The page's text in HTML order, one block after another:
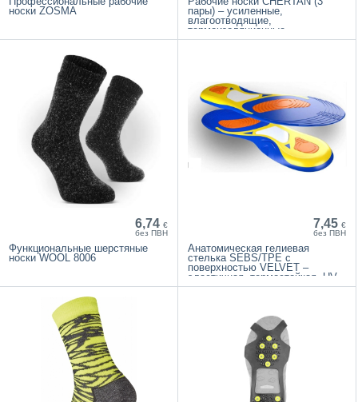
носки ZOSMA
пары) – усиленные,
влагоотводящие,
термоизоляционные
6,74 €
без ПВН
Функциональные шерстяные
носки WOOL 8006
7,45 €
без ПВН
Анатомическая гелиевая
стелька SEBS/TPE с
поверхностью VELVET –
эластичная, термостойкая, UV
устойчивая